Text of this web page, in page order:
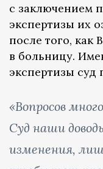
с заключением
экспертизы их
после того,
в больницу.
экспертизы суд
«Вопросов
Суд наши
изменения,